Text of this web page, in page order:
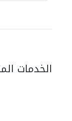
الخدمات